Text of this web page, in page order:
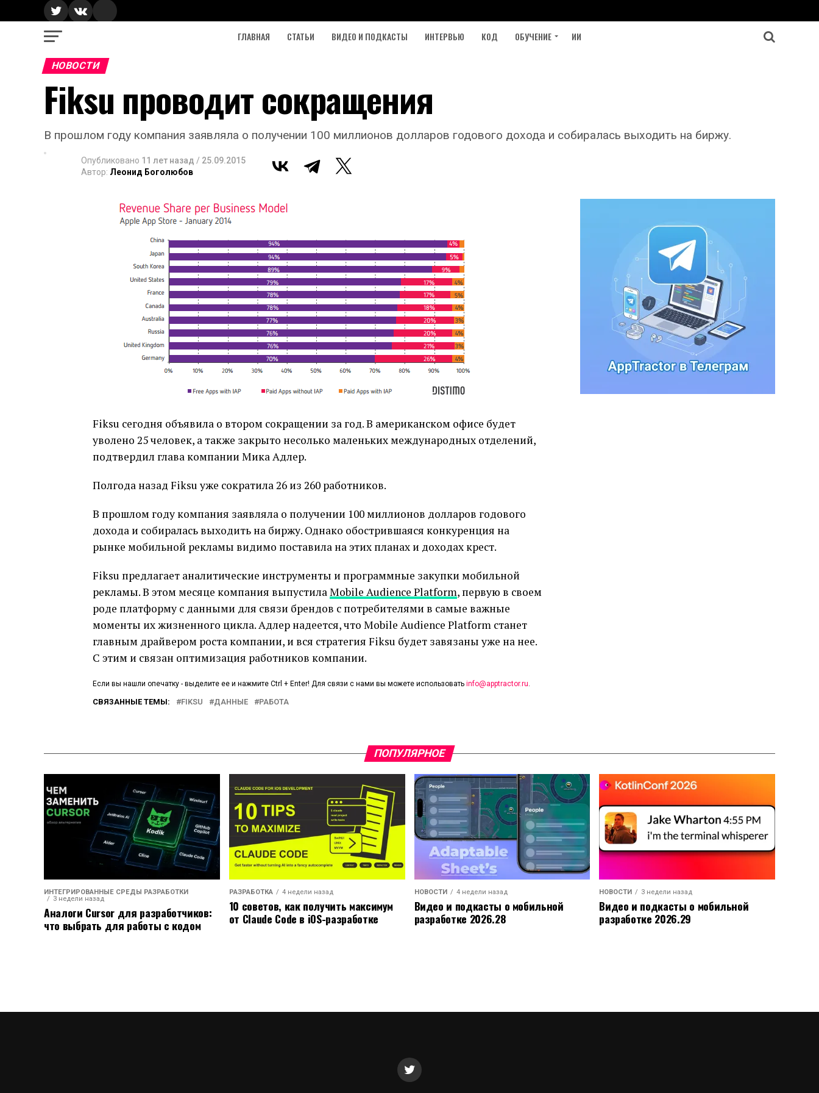
ГЛАВНАЯ СТАТЬИ ВИДЕО И ПОДКАСТЫ ИНТЕРВЬЮ КОД ОБУЧЕНИЕ ИИ
НОВОСТИ
Fiksu проводит сокращения
В прошлом году компания заявляла о получении 100 миллионов долларов годового дохода и собиралась выходить на биржу.
Опубликовано 11 лет назад / 25.09.2015
Автор: Леонид Боголюбов
Fiksu сегодня объявила о втором сокращении за год. В американском офисе будет
уволено 25 человек, а также закрыто несолько маленьких международных отделений,
подтвердил глава компании Мика Адлер.
Полгода назад Fiksu уже сократила 26 из 260 работников.
В прошлом году компания заявляла о получении 100 миллионов долларов годового
дохода и собиралась выходить на биржу. Однако обострившаяся конкуренция на
рынке мобильной рекламы видимо поставила на этих планах и доходах крест.
Fiksu предлагает аналитические инструменты и программные закупки мобильной
рекламы. В этом месяце компания выпустилаMobile Audience Platform, первую в своем
роде платформу с данными для связи брендов с потребителями в самые важные
моменты их жизненного цикла. Адлер надеется, что Mobile Audience Platform станет
главным драйвером роста компании, и вся стратегия Fiksu будет завязаны уже на нее.
С этим и связан оптимизация работников компании.
Если вы нашли опечатку - выделите ее и нажмите Ctrl + Enter! Для связи с нами вы можете использовать info@apptractor.ru.
СВЯЗАННЫЕ ТЕМЫ: FIKSU ДАННЫЕ РАБОТА
ПОПУЛЯРНОЕ
ИНТЕГРИРОВАННЫЕ СРЕДЫ РАЗРАБОТКИ
3 недели назад
Аналоги Cursor для разработчиков:
что выбрать для работы с кодом
РАЗРАБОТКА 4 недели назад
10 советов, как получить максимум
от Claude Code в iOS-разработке
НОВОСТИ 4 недели назад
Видео и подкасты о мобильной
разработке 2026.28
НОВОСТИ 3 недели назад
Видео и подкасты о мобильной
разработке 2026.29